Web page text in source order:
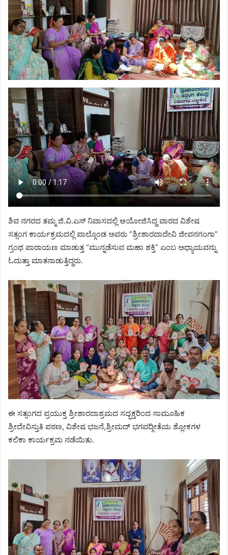
ಶಿವ ನಗರದ ತಮ್ಮ ಜಿ.ವಿ.ಎಸ್ ನಿವಾಸದಲ್ಲಿ ಆಯೋಜಿಸಿದ್ದ ವಾರದ ವಿಶೇಷ
ಸತ್ಸಂಗ ಕಾರ್ಯಕ್ರಮದಲ್ಲಿ ಪಾಲ್ಗೊಂಡ ಅವರು “ಶ್ರೀಶಾರದಾದೇವಿ ಜೀವನಗಂಗಾ”
ಗ್ರಂಥ ಪಾರಾಯಣ ಮಾಡುತ್ತ “ಮುನ್ನಡೆಸುವ ಮಹಾ ಶಕ್ತಿ” ಎಂಬ ಅಧ್ಯಾಯವನ್ನು
ಓದುತ್ತಾ ಮಾತನಾಡುತ್ತಿದ್ದರು.
ಈ ಸತ್ಸಂಗದ ಪ್ರಯುಕ್ತ ಶ್ರೀಶಾರದಾಶ್ರಮದ ಸದ್ಭಕ್ತರಿಂದ ಸಾಮೂಹಿಕ
ಶ್ರೀದೇವಿಸ್ತುತಿ ಪಠಣ, ವಿಶೇಷ ಭಜನೆ,ಶ್ರೀಮದ್ ಭಗವದ್ಗೀತೆಯ ಶ್ಲೋಕಗಳ
ಕಲಿಕಾ ಕಾರ್ಯಕ್ರಮ ನಡೆಯಿತು.